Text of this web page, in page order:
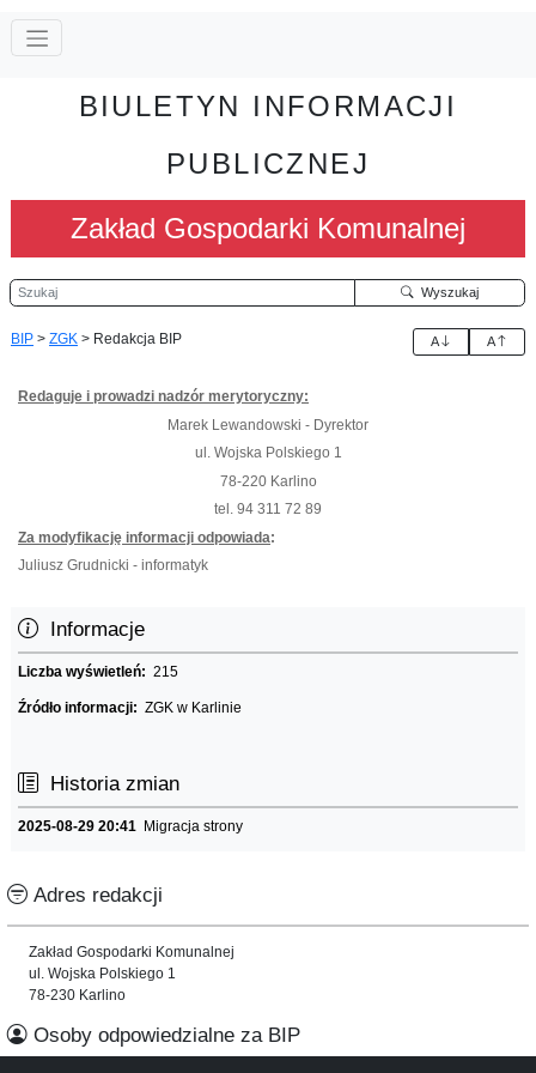
BIULETYN INFORMACJI
PUBLICZNEJ
Zakład Gospodarki Komunalnej
Szukaj Wyszukaj
BIP > ZGK > Redakcja BIP A A
Redaguje i prowadzi nadzór merytoryczny:
Marek Lewandowski - Dyrektor
ul. Wojska Polskiego 1
78-220 Karlino
tel. 94 311 72 89
Za modyfikację informacji odpowiada:
Juliusz Grudnicki - informatyk
Informacje
Liczba wyświetleń: 215
Źródło informacji: ZGK w Karlinie
Historia zmian
2025-08-29 20:41 Migracja strony
Adres redakcji
Zakład Gospodarki Komunalnej
ul. Wojska Polskiego 1
78-230 Karlino
Osoby odpowiedzialne za BIP